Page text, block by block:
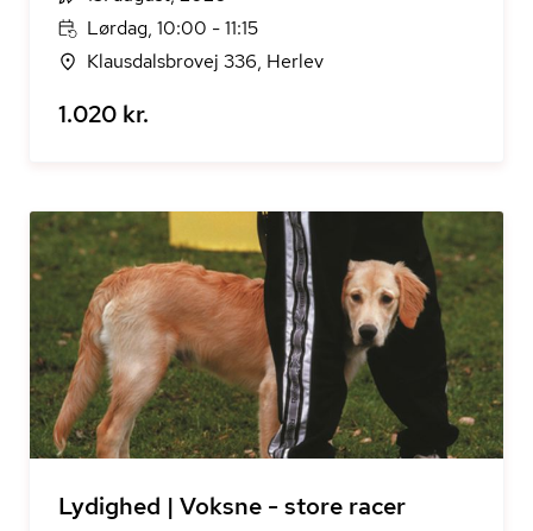
Lørdag, 10:00 - 11:15
Klausdalsbrovej 336, Herlev
1.020 kr.
Lydighed | Voksne - store racer